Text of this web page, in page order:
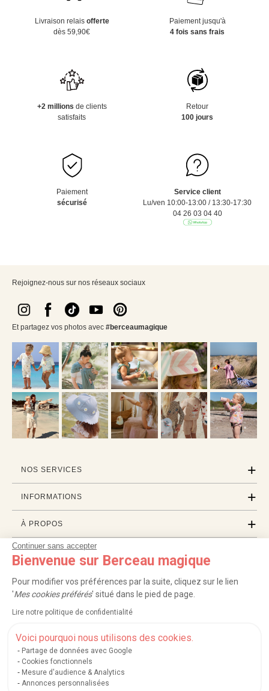
Continuer sans accepter
Bienvenue sur Berceau magique
Pour modifier vos préférences par la suite, cliquez sur le lien
'Mes cookies préférés' situé dans le pied de page.
Lire notre politique de confidentialité
Voici pourquoi nous utilisons des cookies.
Partage de données avec Google
Cookies fonctionnels
Mesure d'audience & Analytics
Annonces personnalisées
Livraison relais offerte
dès 59,90€
Paiement jusqu'à
4 fois sans frais
+2 millions de clients
satisfaits
Retour
100 jours
Paiement
sécurisé
Service client
Lu/ven 10:00-13:00 / 13:30-17:30
04 26 03 04 40
Rejoignez-nous sur nos réseaux sociaux
Et partagez vos photos avec #berceaumagique
NOS SERVICES
INFORMATIONS
À PROPOS
PROFESSIONNELS
LISTES CADEAUX
Service après-vente| FAQ |Rappels de produits|Protection des données
Mentions légales et crédits Conditions générales de ventes
Nos moyens de paiement sécurisés